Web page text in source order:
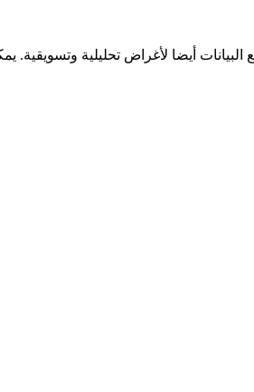
أيضا لأغراض تحليلية وتسويقية.